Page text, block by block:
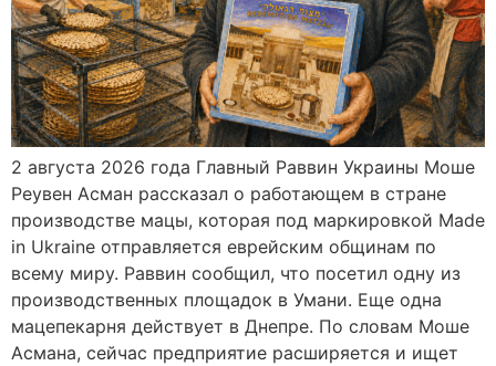
2 августа 2026 года Главный Раввин Украины Моше
Реувен Асман рассказал о работающем в стране
производстве мацы, которая под маркировкой Made
in Ukraine отправляется еврейским общинам по
всему миру. Раввин сообщил, что посетил одну из
производственных площадок в Умани. Еще одна
мацепекарня действует в Днепре. По словам Моше
Асмана, сейчас предприятие расширяется и ищет